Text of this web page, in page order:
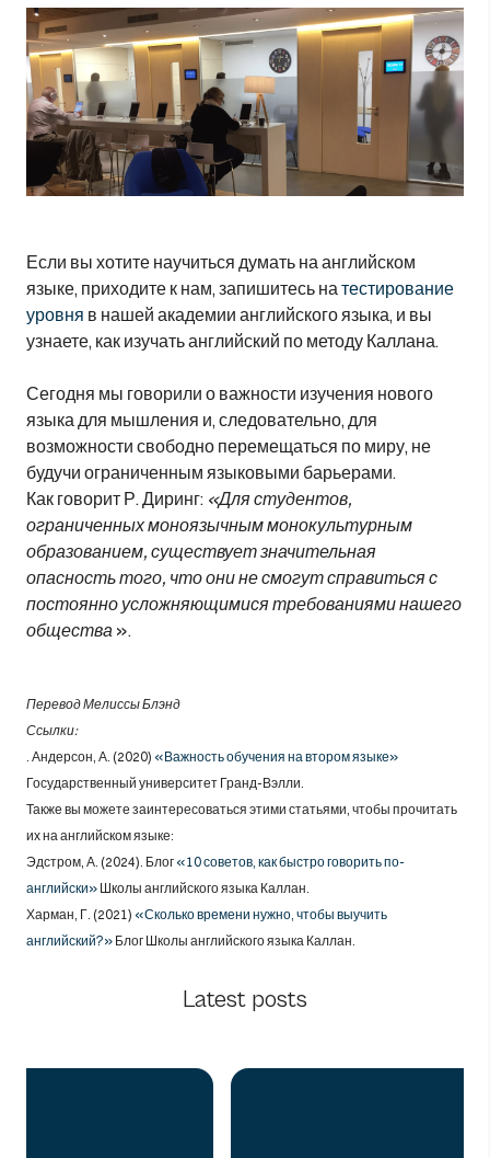
Если вы хотите научиться думать на английском
языке, приходите к нам, запишитесь на тестирование
уровня в нашей академии английского языка, и вы
узнаете, как изучать английский по методу Каллана.
Сегодня мы говорили о важности изучения нового
языка для мышления и, следовательно, для
возможности свободно перемещаться по миру, не
будучи ограниченным языковыми барьерами.
Как говорит Р. Диринг: «Для студентов,
ограниченных моноязычным монокультурным
образованием, существует значительная
опасность того, что они не смогут справиться с
постоянно усложняющимися требованиями нашего
общества ».
Перевод Мелиссы Блэнд
Ссылки:
. Андерсон, А. (2020) «Важность обучения на втором языке»
Государственный университет Гранд-Вэлли.
Также вы можете заинтересоваться этими статьями, чтобы прочитать
их на английском языке:
Эдстром, А. (2024). Блог «10 советов, как быстро говорить по-
английски» Школы английского языка Каллан.
Харман, Г. (2021) «Сколько времени нужно, чтобы выучить
английский?» Блог Школы английского языка Каллан.
Latest posts